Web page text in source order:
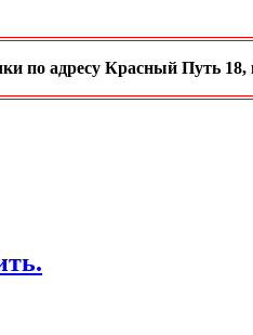
адресу Красный Путь 18,